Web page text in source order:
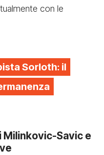
con le
Sorloth: il
Milinkovic-Savic e